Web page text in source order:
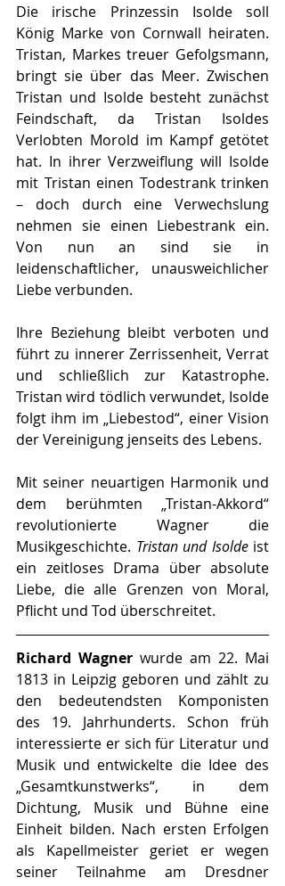
Die irische Prinzessin Isolde soll
König Marke von Cornwall heiraten.
Tristan, Markes treuer Gefolgsmann,
bringt sie über das Meer. Zwischen
Tristan und Isolde besteht zunächst
Feindschaft, da Tristan Isoldes
Verlobten Morold im Kampf getötet
hat. In ihrer Verzweiflung will Isolde
mit Tristan einen Todestrank trinken
– doch durch eine Verwechslung
nehmen sie einen Liebestrank ein.
Von nun an sind sie in
leidenschaftlicher, unausweichlicher
Liebe verbunden.
Ihre Beziehung bleibt verboten und
führt zu innerer Zerrissenheit, Verrat
und schließlich zur Katastrophe.
Tristan wird tödlich verwundet, Isolde
folgt ihm im „Liebestod“, einer Vision
der Vereinigung jenseits des Lebens.
Mit seiner neuartigen Harmonik und
dem berühmten „Tristan-Akkord“
revolutionierte Wagner die
Musikgeschichte. Tristan und Isolde ist
ein zeitloses Drama über absolute
Liebe, die alle Grenzen von Moral,
Pflicht und Tod überschreitet.
Richard Wagner wurde am 22. Mai
1813 in Leipzig geboren und zählt zu
den bedeutendsten Komponisten
des 19. Jahrhunderts. Schon früh
interessierte er sich für Literatur und
Musik und entwickelte die Idee des
„Gesamtkunstwerks“, in dem
Dichtung, Musik und Bühne eine
Einheit bilden. Nach ersten Erfolgen
als Kapellmeister geriet er wegen
seiner Teilnahme am Dresdner